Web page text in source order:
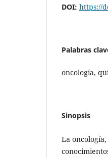
DOI: https://
Palabras
oncología,
Sinopsis
La